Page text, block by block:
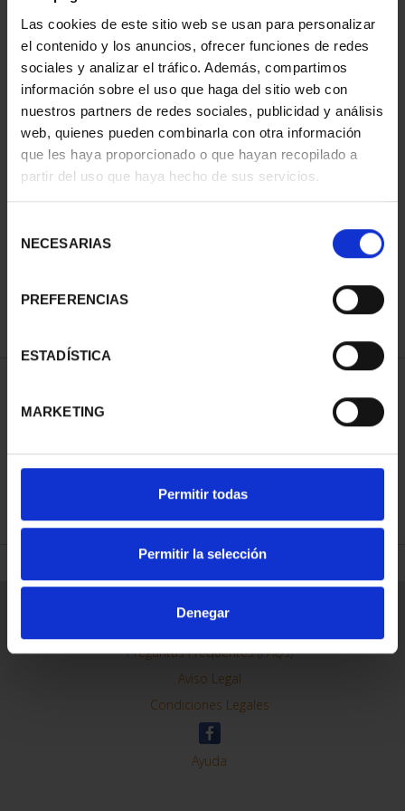
Las cookies de este sitio web se usan para personalizar
el contenido y los anuncios, ofrecer funciones de redes
sociales y analizar el tráfico. Además, compartimos
información sobre el uso que haga del sitio web con
nuestros partners de redes sociales, publicidad y análisis
web, quienes pueden combinarla con otra información
que les haya proporcionado o que hayan recopilado a
partir del uso que haya hecho de sus servicios.
NECESARIAS
PREFERENCIAS
ESTADÍSTICA
MARKETING
Permitir todas
Permitir la selección
Denegar
CIUDADES PATRIMONIO
DE LA HUMANIDAD
1.095,00 €
REFINAR
Información General
Contacto
Preguntas Frequentes (FAQs)
Aviso Legal
Condiciones Legales
Ayuda